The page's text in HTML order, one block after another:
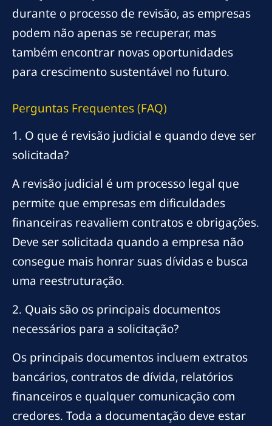
durante o processo de revisão, as empresas
podem não apenas se recuperar, mas
também encontrar novas oportunidades
para crescimento sustentável no futuro.
Perguntas Frequentes (FAQ)
1. O que é revisão judicial e quando deve ser
solicitada?
A revisão judicial é um processo legal que
permite que empresas em dificuldades
financeiras reavaliem contratos e obrigações.
Deve ser solicitada quando a empresa não
consegue mais honrar suas dívidas e busca
uma reestruturação.
2. Quais são os principais documentos
necessários para a solicitação?
Os principais documentos incluem extratos
bancários, contratos de dívida, relatórios
financeiros e qualquer comunicação com
credores. Toda a documentação deve estar